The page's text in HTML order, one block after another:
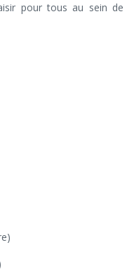
pour tous au sein de